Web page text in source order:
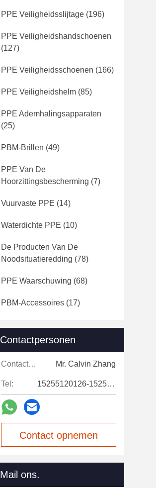
PPE Veiligheidsslijtage (196)
PPE Veiligheidshandschoenen
(127)
PPE Veiligheidsschoenen (166)
PPE Veiligheidshelm (85)
PPE Ademhalingsapparaten
(25)
PBM-Brillen (49)
PPE Van De
Hoorzittingsbescherming (7)
Vuurvaste PPE (14)
Waterdichte PPE (10)
De Producten Van De
Noodsituatieredding (78)
PPE Waarschuwing (68)
PBM-Accessoires (17)
Contactpersonen
Contactpersonen: Mr. Calvin Zhang
Tel: 15255120126-15255120126
Contact opnemen
Mail ons.